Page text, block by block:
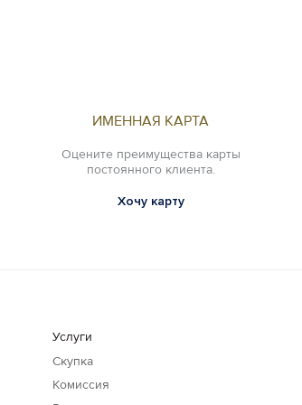
ИМЕННАЯ КАРТА
Оцените преимущества карты
постоянного клиента.
Хочу карту
Услуги
Скупка
Комиссия